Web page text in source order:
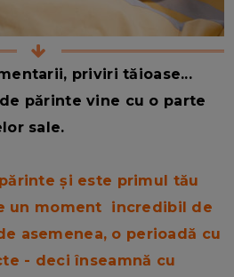
priviri tăioase...
părinte vine cu o parte
sale.
și este primul tău
un moment incredibil de
asemenea, o perioadă cu
- deci înseamnă cu